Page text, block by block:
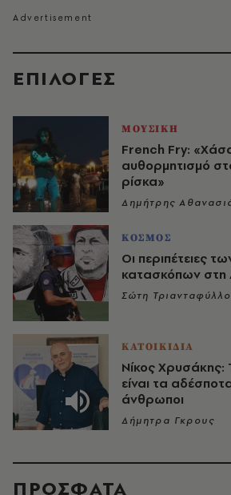
EΠΙΛΟΓΈΣ
ΜΟΥΣΙΚΗ
French Fry:
αυθορμητισμό
ρίσκα»
Δημήτρης
ΚΟΣΜΟΣ
Οι περιπέτειες
κατασκόπων στη
Σώτη
ΚΑΤΟΙΚΙΔΙΑ
Νίκος Χρυσάκης:
είναι τα
άνθρωποι
Δήμητρα Γκρους
ΠΡΟΣΦΑΤΑ